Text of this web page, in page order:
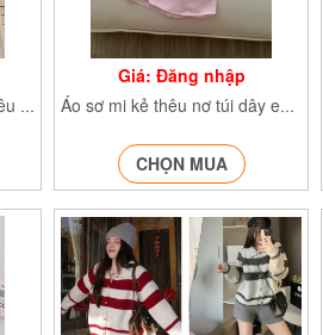
Áo babydoll chất thô ren thêu hoa Aocrttaybong258
Giá: Đăng nhập
Áo sơ mi kẻ thêu nơ túi dây eo SMA65
CHỌN MUA